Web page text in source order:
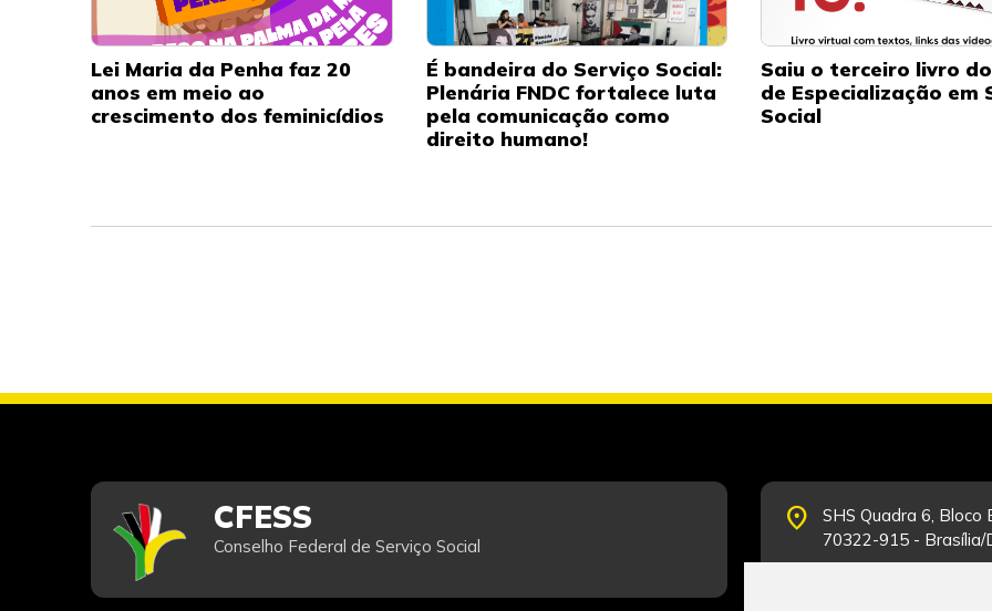
Lei Maria da Penha faz 20
anos em meio ao
crescimento dos feminicídios
É bandeira do Serviço Social:
Plenária FNDC fortalece luta
pela comunicação como
direito humano!
Saiu o terceiro livro
de Especialização em
Social
CFESS
Conselho Federal de Serviço Social
place
SHS Quadra 6, Bloco
70322-915 - Brasília/